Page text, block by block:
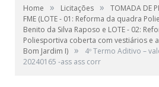
Home » Licitações »
TOMADA DE
FME (LOTE - 01: Reforma da quadra
Benito da Silva Raposo e LOTE - 02:
Poliesportiva coberta com vestiários e
Bom Jardim I) »
4º Termo Aditivo –
20240165 -ass ass corr